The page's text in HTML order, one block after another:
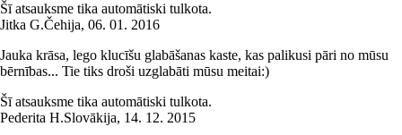
Šī atsauksme tika automātiski tulkota.
Jitka G.Čehija, 06. 01. 2016
Jauka krāsa, lego klucīšu glabāšanas kaste, kas palikusi pāri no mūsu
bērnības... Tie tiks droši uzglabāti mūsu meitai:)
Šī atsauksme tika automātiski tulkota.
Pederita H.Slovākija, 14. 12. 2015